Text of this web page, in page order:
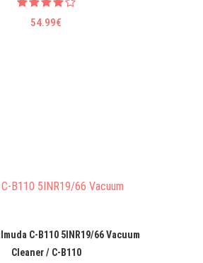
54.99€
C-B110 5INR19/66 Vacuum
Cleaner / C-B110